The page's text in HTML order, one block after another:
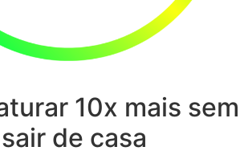
10x mais sem
de casa